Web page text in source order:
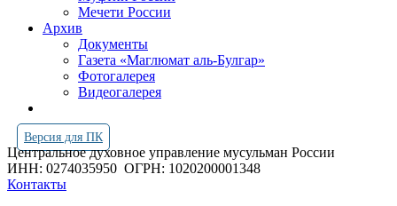
Мечети России
Архив
Документы
Газета «Маглюмат аль-Булгар»
Фотогалерея
Видеогалерея
Версия для ПК
Центральное духовное управление мусульман России
ИНН: 0274035950 ОГРН: 1020200001348
Контакты